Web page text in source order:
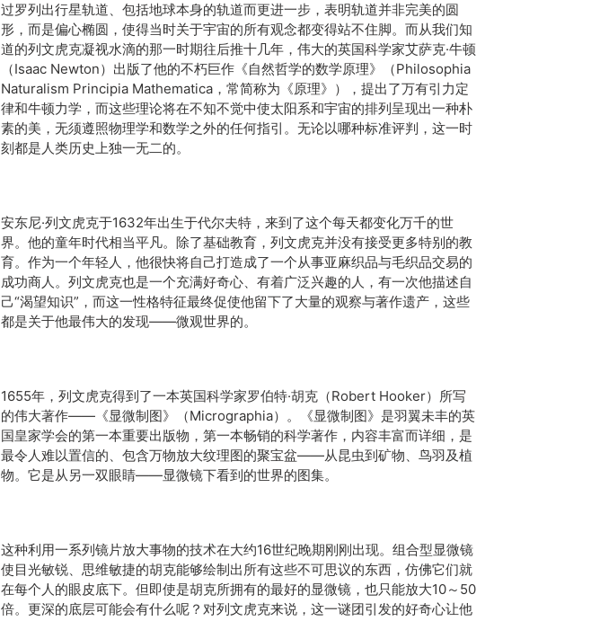
过罗列出行星轨道、包括地球本身的轨道而更进一步，表明轨道并非完美的圆
形，而是偏心椭圆，使得当时关于宇宙的所有观念都变得站不住脚。而从我们知
道的列文虎克凝视水滴的那一时期往后推十几年，伟大的英国科学家艾萨克·牛顿
（Isaac Newton）出版了他的不朽巨作《自然哲学的数学原理》（Philosophia
Naturalism Principia Mathematica，常简称为《原理》），提出了万有引力定
律和牛顿力学，而这些理论将在不知不觉中使太阳系和宇宙的排列呈现出一种朴
素的美，无须遵照物理学和数学之外的任何指引。无论以哪种标准评判，这一时
刻都是人类历史上独一无二的。
安东尼·列文虎克于1632年出生于代尔夫特，来到了这个每天都变化万千的世
界。他的童年时代相当平凡。除了基础教育，列文虎克并没有接受更多特别的教
育。作为一个年轻人，他很快将自己打造成了一个从事亚麻织品与毛织品交易的
成功商人。列文虎克也是一个充满好奇心、有着广泛兴趣的人，有一次他描述自
己“渴望知识”，而这一性格特征最终促使他留下了大量的观察与著作遗产，这些
都是关于他最伟大的发现——微观世界的。
1655年，列文虎克得到了一本英国科学家罗伯特·胡克（Robert Hooker）所写
的伟大著作——《显微制图》（Micrographia）。《显微制图》是羽翼未丰的英
国皇家学会的第一本重要出版物，第一本畅销的科学著作，内容丰富而详细，是
最令人难以置信的、包含万物放大纹理图的聚宝盆——从昆虫到矿物、鸟羽及植
物。它是从另一双眼睛——显微镜下看到的世界的图集。
这种利用一系列镜片放大事物的技术在大约16世纪晚期刚刚出现。组合型显微镜
使目光敏锐、思维敏捷的胡克能够绘制出所有这些不可思议的东西，仿佛它们就
在每个人的眼皮底下。但即使是胡克所拥有的最好的显微镜，也只能放大10～50
倍。更深的底层可能会有什么呢？对列文虎克来说，这一谜团引发的好奇心让他